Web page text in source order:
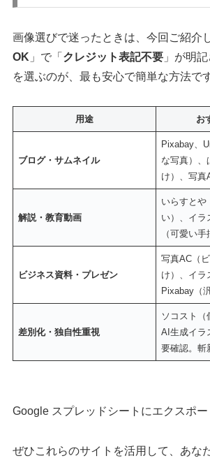
画像選びで迷ったときは、今回ご紹介
OK 」で「 クレジット表記不要 」が明
を選ぶのが、最も安心で簡単な方法で
用途 お
ブログ・サムネイル
Pixabay、
な写真）、
け）、写真
解説・教育動画
いらすとや
い）、イラ
（可愛い手
ビジネス資料・プレゼン
写真AC（
け）、イラ
Pixabay（
差別化・独自性重視
ソコスト（
AI生成イラ
要確認。斬
Google スプレッドシートにエクスポー
ぜひこれらのサイトを活用して、あな